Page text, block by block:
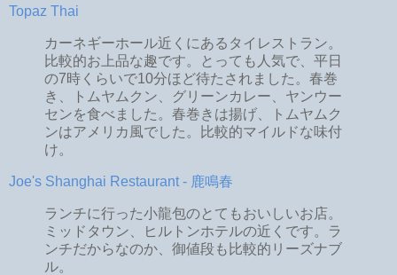
Topaz Thai
カーネギーホール近くにあるタイレストラン。
比較的お上品な趣です。とっても人気で、平日
の7時くらいで10分ほど待たされました。春巻
き、トムヤムクン、グリーンカレー、ヤンウー
センを食べました。春巻きは揚げ、トムヤムク
ンはアメリカ風でした。比較的マイルドな味付
け。
Joe's Shanghai Restaurant - 鹿鳴春
ランチに行った小龍包のとてもおいしいお店。
ミッドタウン、ヒルトンホテルの近くです。ラ
ンチだからなのか、御値段も比較的リーズナブ
ル。